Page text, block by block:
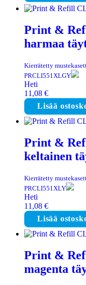
11,08 €.7,76
Print &
harmaa
Kierrätetty
PRCLI551XLGY
Heti
11,08 €
Lisää
Print &
keltainen
Kierrätetty
PRCLI551XLY
Heti
11,08 €
Lisää
Print &
magenta